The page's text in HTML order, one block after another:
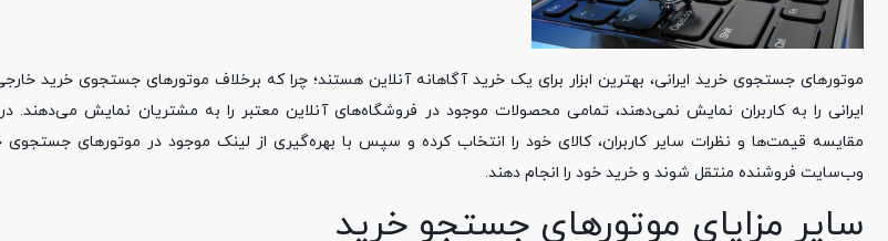
موتورهای جستجوی خرید ایرانی، بهترین ابزار برای یک خرید آگاهانه آنلاین هستند؛ چرا که برخلاف موتورهای جستجوی خرید
ایرانی را به کاربران نمایش نمی‌دهند، تمامی محصولات موجود در فروشگاه‌های آنلاین معتبر را به مشتریان نمایش می‌دهند.
مقایسه قیمت‌ها و نظرات سایر کاربران، کالای خود را انتخاب کرده و سپس با بهره‌گیری از لینک موجود در موتورهای
وب‌سایت فروشنده منتقل شوند و خرید خود را انجام دهند.
سایر مزایای موتورهای جستجو خرید